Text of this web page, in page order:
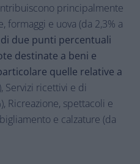
principalmente
formaggi e uova (da 2,3% a
due punti percentuali
destinate a beni e
quelle relative a
Servizi ricettivi e di
Ricreazione, spettacoli e
e calzature (da